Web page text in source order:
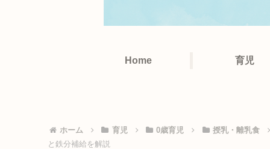
Home 育児
ホーム 育児 0歳育児
授乳・離乳食
と鉄分補給を解説